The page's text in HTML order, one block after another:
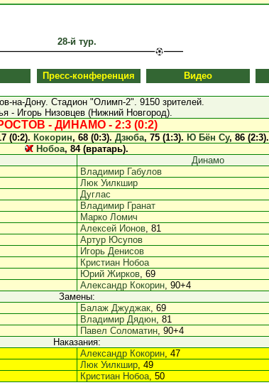
28-й тур.
Пресс-конференция Видео
на-Дону. Стадион "Олимп-2". 9150 зрителей.
- Игорь Низовцев (Нижний Новгород).
- ДИНАМО - 2:3 (0:2)
(0:2). Кокорин, 68 (0:3). Дзюба, 75 (1:3). Ю Бён Су, 86 (2:3).
Нобоа, 84 (вратарь).
Динамо
Владимир Габулов
Люк Уилкшир
Дуглас
Владимир Гранат
Марко Ломич
Алексей Ионов, 81
Артур Юсупов
Игорь Денисов
Кристиан Нобоа
Юрий Жирков, 69
Александр Кокорин, 90+4
Замены:
Балаж Джуджак, 69
Владимир Дядюн, 81
Павел Соломатин, 90+4
Наказания:
Александр Кокорин, 47
Люк Уилкшир, 49
Кристиан Нобоа, 50